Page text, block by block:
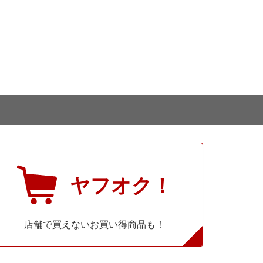
ヤフオク！
店舗で買えないお買い得商品も！